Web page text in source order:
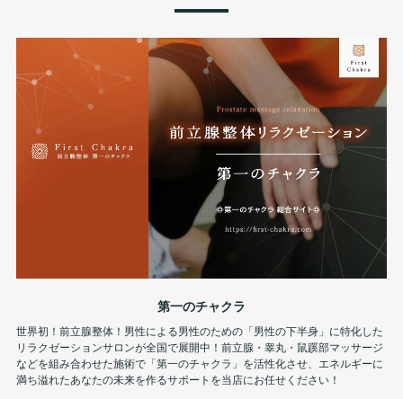
第一のチャクラ
世界初！前立腺整体！男性による男性のための「男性の下半身」に特化した
リラクゼーションサロンが全国で展開中！前立腺・睾丸・鼠蹊部マッサージ
などを組み合わせた施術で「第一のチャクラ」を活性化させ、エネルギーに
満ち溢れたあなたの未来を作るサポートを当店にお任せください！